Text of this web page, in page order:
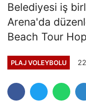
Belediyesi iş
Arena'da
Beach Tour
PLAJ VOLEYBOLU